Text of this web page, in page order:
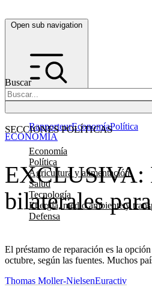
Open sub navigation
Buscar
SECCIONES POLÍTICAS
Economía
Política
Agricultura y alimentación
Salud
Tecnología
Energía, medio ambiente y
Defensa
RapporteurEconomíaPolítica
EXCLUSIVA:
bilaterales
El préstamo de reparación es la
octubre, según las fuentes. Muchos
ECONOMÍA
Thomas Moller-NielsenEuractiv